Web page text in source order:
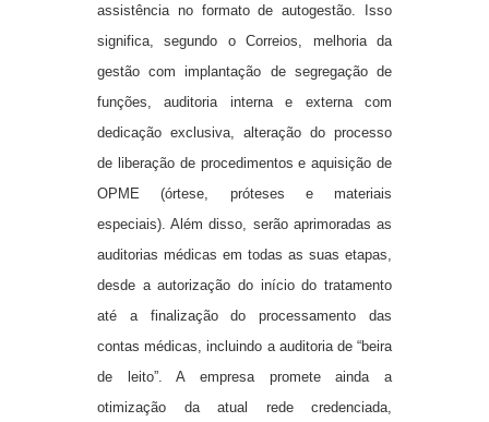
assistência no formato de autogestão. Isso
significa, segundo o Correios, melhoria da
gestão com implantação de segregação de
funções, auditoria interna e externa com
dedicação exclusiva, alteração do processo
de liberação de procedimentos e aquisição de
OPME (órtese, próteses e materiais
especiais). Além disso, serão aprimoradas as
auditorias médicas em todas as suas etapas,
desde a autorização do início do tratamento
até a finalização do processamento das
contas médicas, incluindo a auditoria de “beira
de leito”. A empresa promete ainda a
otimização da atual rede credenciada,